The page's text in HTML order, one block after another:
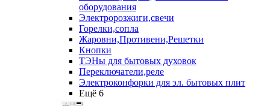
оборудования
Электророзжиги,свечи
Горелки,сопла
Жаровни,Противени,Решетки
Кнопки
ТЭНы для бытовых духовок
Переключатели,реле
Электроконфорки для эл. бытовых плит
Ещё 6